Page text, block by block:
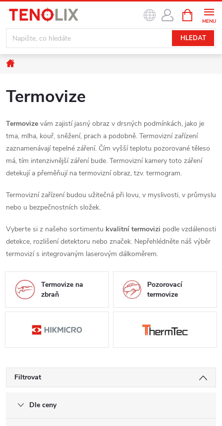
obsah
HLEDAT
NÁKUPNÍ
KOŠÍK
Termovize
Termovize vám zajistí jasný obraz v drsných podmínkách, jako je
tma, mlha, kouř, sněžení, prach a podobně. Termovizní zařízení
zaznamenávají tepelné záření. Čím vyšší teplotu pozorované těleso
má, tím intenzivnější záření bude. Termovizní kamery toto záření
detekují a přeměňují na termovizní obraz, tzv. termogram.
Termovizní zařízení budou užitečná při lovu, v myslivosti, v průmyslu
nebo u bezpečnostních složek.
Vyberte si z našeho sortimentu kvalitní termovizi podle vzdálenosti
detekce, rozlišení detektoru nebo značek. Nepřehlédněte náš výběr
termovizí s integrovaným laserovým dálkoměrem.
Termovize na
zbraň
Pozorovací
termovize
Filtrovat
Dle ceny